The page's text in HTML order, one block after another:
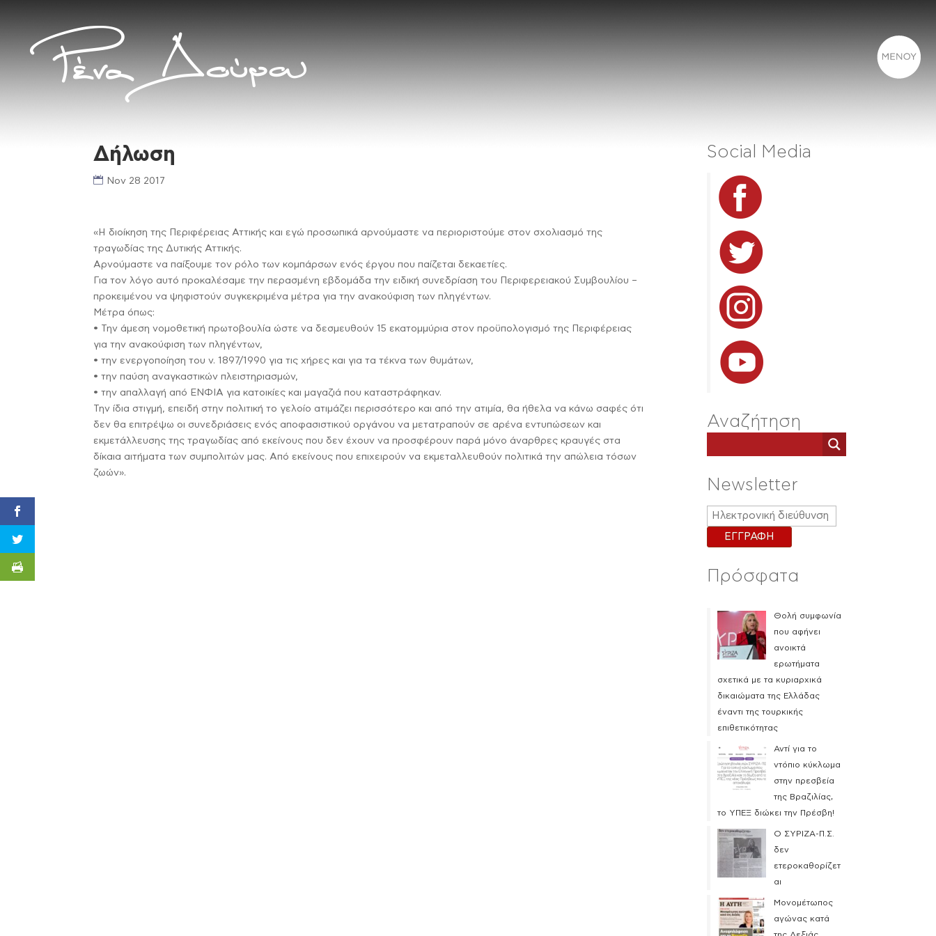
Δήλωση
Nov 28 2017
«Η διοίκηση της Περιφέρειας Αττικής και εγώ προσωπικά αρνούμαστε να περιοριστούμε στον σχολιασμό της
τραγωδίας της Δυτικής Αττικής.
Αρνούμαστε να παίξουμε τον ρόλο των κομπάρσων ενός έργου που παίζεται δεκαετίες.
Για τον λόγο αυτό προκαλέσαμε την περασμένη εβδομάδα την ειδική συνεδρίαση του Περιφερειακού Συμβουλίου –
προκειμένου να ψηφιστούν συγκεκριμένα μέτρα για την ανακούφιση των πληγέντων.
Μέτρα όπως:
• Την άμεση νομοθετική πρωτοβουλία ώστε να δεσμευθούν 15 εκατομμύρια στον προϋπολογισμό της Περιφέρειας
για την ανακούφιση των πληγέντων,
• την ενεργοποίηση του ν. 1897/1990 για τις χήρες και για τα τέκνα των θυμάτων,
• την παύση αναγκαστικών πλειστηριασμών,
• την απαλλαγή από ΕΝΦΙΑ για κατοικίες και μαγαζιά που καταστράφηκαν.
Την ίδια στιγμή, επειδή στην πολιτική το γελοίο ατιμάζει περισσότερο και από την ατιμία, θα ήθελα να κάνω σαφές ότι
δεν θα επιτρέψω οι συνεδριάσεις ενός αποφασιστικού οργάνου να μετατραπούν σε αρένα εντυπώσεων και
εκμετάλλευσης της τραγωδίας από εκείνους που δεν έχουν να προσφέρουν παρά μόνο άναρθρες κραυγές στα
δίκαια αιτήματα των συμπολιτών μας. Από εκείνους που επιχειρούν να εκμεταλλευθούν πολιτικά την απώλεια τόσων
ζωών».
Social Media
Αναζήτηση
Newsletter
Πρόσφατα
Θολή συμφωνία
που αφήνει
ανοικτά
ερωτήματα
σχετικά με τα κυριαρχικά
δικαιώματα της Ελλάδας
έναντι της τουρκικής
επιθετικότητας
Αντί για το
ντόπιο κύκλωμα
στην πρεσβεία
της Βραζιλίας,
το ΥΠΕΞ διώκει την Πρέσβη!
Ο ΣΥΡΙΖΑ-Π.Σ.
δεν
ετεροκαθορίζετ
αι
Μονομέτωπος
αγώνας κατά